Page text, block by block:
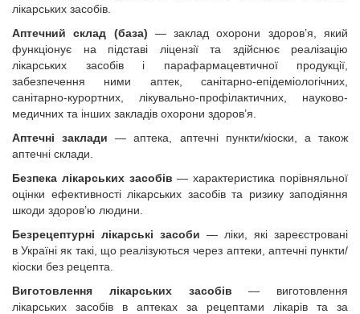
лікарських засобів.
Аптечний склад
(база) — заклад охорони здоров’я, який
функціонує на підставі ліцензії та здійснює реалізацію
лікарських засобів і парафармацевтичної продукції,
забезпечення ними аптек, санітарно-епідеміологічних,
санітарно-курортних, лікувально-профілактичних, науково-
медичних та інших закладів охорони здоров’я.
Аптечні заклади— аптека, аптечні пункти/кіоски, а також
аптечні склади.
Безпека лікарських засобів — характеристика порівняльної
оцінки ефективності лікарських засобів та ризику заподіяння
шкоди здоров’ю людини.
Безрецептурні лікарські засоби — ліки, які зареєстровані
в Україні як такі, що реалізуються через аптеки, аптечні пункти/
кіоски без рецепта.
Виготовлення лікарських засобів — виготовлення
лікарських засобів в аптеках за рецептами лікарів та за